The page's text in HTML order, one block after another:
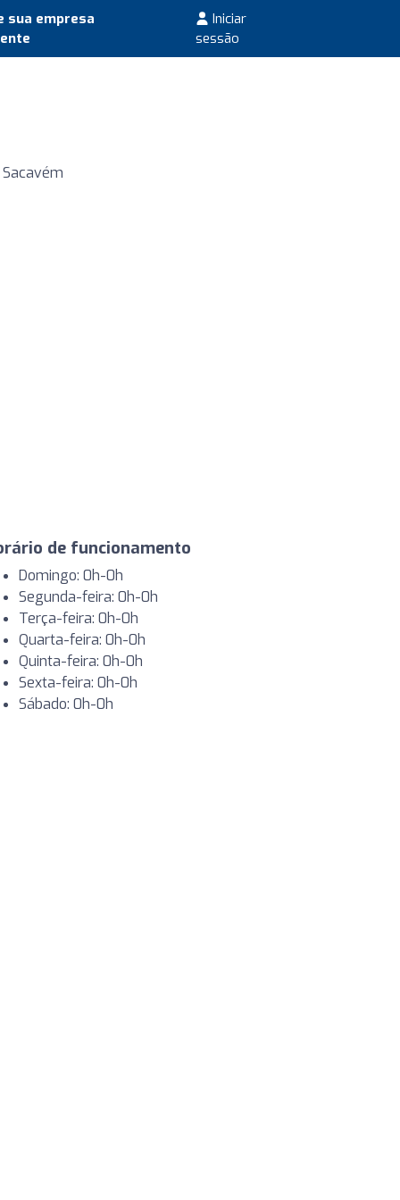
sua empresa
Iniciar
sessão
Sacavém
de funcionamento
Domingo: 0h-0h
Segunda-feira: 0h-0h
Terça-feira: 0h-0h
Quarta-feira: 0h-0h
Quinta-feira: 0h-0h
Sexta-feira: 0h-0h
Sábado: 0h-0h